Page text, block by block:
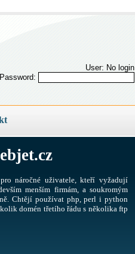
User: No login
Password:
náročné uživatele, kteří vyžadují
menším firmám, a soukromým
Chtějí používat php, perl i python
domén třetího řádu s několika ftp